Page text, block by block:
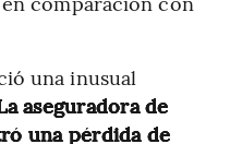
una inusual
aseguradora de
una pérdida de